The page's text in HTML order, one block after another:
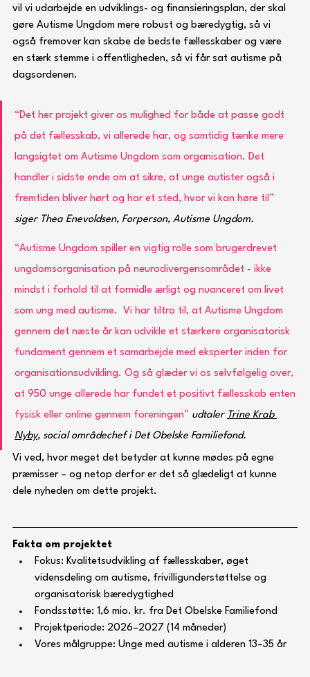
vil vi udarbejde en udviklings- og finansieringsplan, der skal
gøre Autisme Ungdom mere robust og bæredygtig, så vi
også fremover kan skabe de bedste fællesskaber og være
en stærk stemme i offentligheden, så vi får sat autisme på
dagsordenen.
“Det her projekt giver os mulighed for både at passe godt
på det fællesskab, vi allerede har, og samtidig tænke mere
langsigtet om Autisme Ungdom som organisation. Det
handler i sidste ende om at sikre, at unge autister også i
fremtiden bliver hørt og har et sted, hvor vi kan høre til”
siger Thea Enevoldsen, Forperson, Autisme Ungdom.
“Autisme Ungdom spiller en vigtig rolle som brugerdrevet
ungdomsorganisation på neurodivergensområdet - ikke
mindst i forhold til at formidle ærligt og nuanceret om livet
som ung med autisme.  Vi har tiltro til, at Autisme Ungdom
gennem det næste år kan udvikle et stærkere organisatorisk
fundament gennem et samarbejde med eksperter inden for
organisationsudvikling. Og så glæder vi os selvfølgelig over,
at 950 unge allerede har fundet et positivt fællesskab enten
fysisk eller online gennem foreningen” udtaler Trine Krab
Nyby, social områdechef i Det Obelske Familiefond.
Vi ved, hvor meget det betyder at kunne mødes på egne
præmisser – og netop derfor er det så glædeligt at kunne
dele nyheden om dette projekt.
Fakta om projektet
Fokus: Kvalitetsudvikling af fællesskaber, øget
vidensdeling om autisme, frivilligunderstøttelse og
organisatorisk bæredygtighed
Fondsstøtte: 1,6 mio. kr. fra Det Obelske Familiefond
Projektperiode: 2026–2027 (14 måneder)
Vores målgruppe: Unge med autisme i alderen 13–35 år